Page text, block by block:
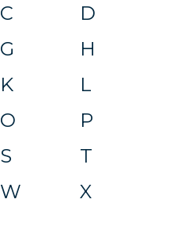
C
D
G
H
K
L
O
P
S
T
W
X